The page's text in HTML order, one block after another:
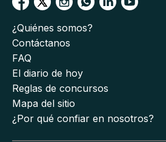
¿Quiénes somos?
Contáctanos
FAQ
El diario de hoy
Reglas de concursos
Mapa del sitio
¿Por qué confiar en nosotros?